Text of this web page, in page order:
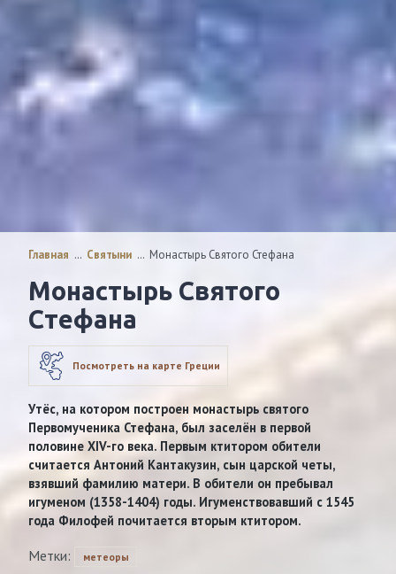
Главная … Святыни … Монастырь Святого Стефана
Монастырь Святого
Стефана
Посмотреть на карте Греции
Утёс, на котором построен монастырь святого
Первомученика Стефана, был заселён в первой
половине XIV-го века. Первым ктитором обители
считается Антоний Кантакузин, сын царской четы,
взявший фамилию матери. В обители он пребывал
игуменом (1358-1404) годы. Игуменствовавший с 1545
года Филофей почитается вторым ктитором.
Метки: метеоры